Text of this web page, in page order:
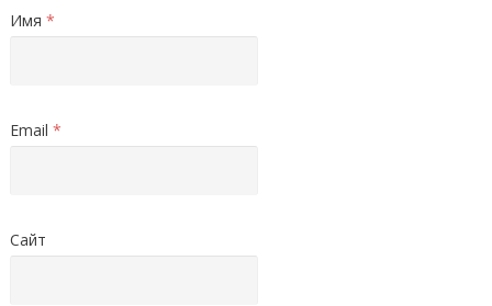
Имя *
Email *
Сайт